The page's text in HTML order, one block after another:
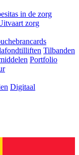
in de zorg
zorg
Tilbanden
Portfolio
Digitaal